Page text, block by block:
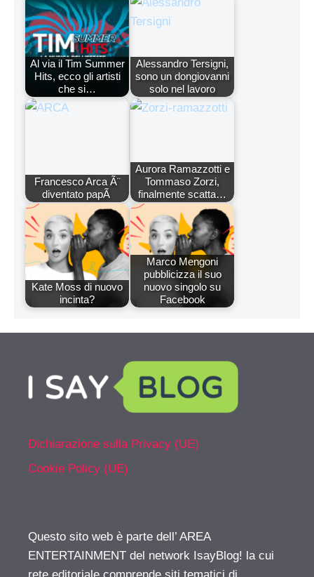
Al via il Tim Summer
Hits, ecco gli artisti
che si…
Alessandro Tersigni,
sono un dongiovanni
solo nel lavoro
Francesco Arca Ã¨
diventato papÃ
Aurora Ramazzotti e
Tommaso Zorzi,
finalmente scatta…
Kate Moss di nuovo
incinta?
Marco Mengoni
pubblicizza il suo
nuovo singolo su
Facebook
Dichiarazione sulla Privacy (UE)
Cookie Policy (UE)
Questo sito web è parte dell’ AREA
ENTERTAINMENT del network IsayBlog! la cui